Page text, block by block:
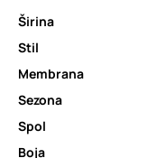
Širina
Stil
Membrana
Sezona
Spol
Boja